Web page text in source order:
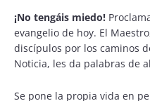
¡No tengáis miedo!
evangelio de hoy. El
discípulos por los caminos
Noticia, les da palabras de
Se pone la propia vida en